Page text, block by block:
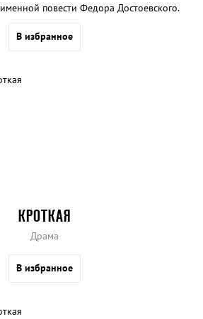
повести Федора Достоевского.
В избранное
КРОТКАЯ
Драма
В избранное